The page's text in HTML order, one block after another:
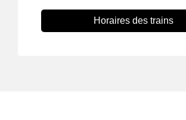
Horaires des trains